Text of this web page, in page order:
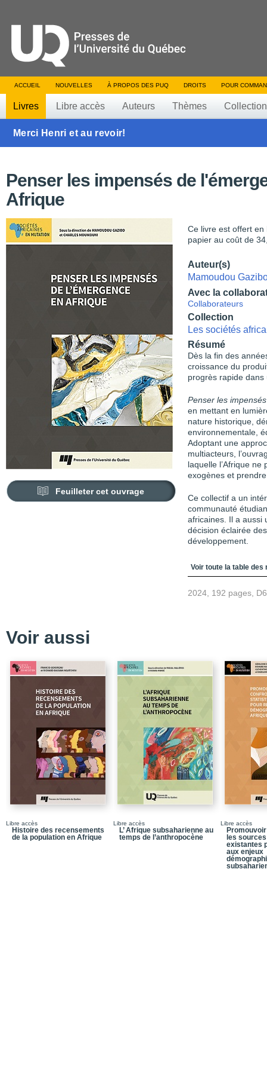
ACCUEIL NOUVELLES À PROPOS DES PUQ DROITS POUR
Livres Libre accès Auteurs Thèmes
Merci Henri et au revoir!
Penser les impensés de
Afrique
Feuilleter cet ouvrage
Ce livre est offert en
papier au coût de
Auteur(s)
Mamoudou
Avec la
Collaborateurs
Collection
Les sociétés
Résumé
Dès la fin des
croissance du
progrès rapide
Penser les
en mettant en
nature historique,
environnementale,
Adoptant une
multiacteurs,
laquelle l’Afrique
exogènes et
Ce collectif a un
communauté
africaines. Il a aussi
décision éclairée
développement.
Table des
Voir toute la table des
2024, 192 pages,
Voir aussi
Libre accès
Histoire des recensements
de la population en Afrique
Libre accès
L’ Afrique subsaharienne au
temps de l’anthropocène
Libre accès
les
existantes
aux enjeux